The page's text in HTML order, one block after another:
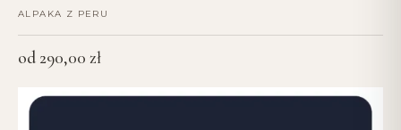
ALPAKA Z PERU
od 290,00 zł